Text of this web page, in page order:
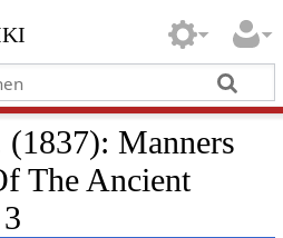
Manners
The Ancient